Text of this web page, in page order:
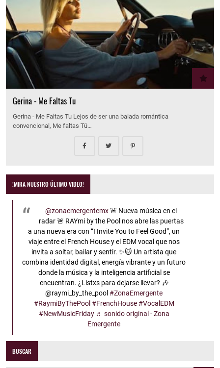
Gerina - Me Faltas Tu
Gerina - Me Faltas Tu Lejos de ser una balada romántica
convencional, Me faltas Tú…
!MIRA NUESTRO ÚLTIMO VIDEO!
@zonaemergentemx🚨 Nueva música en el
radar 🚨 RAYmi by the Pool nos abre las puertas
a una nueva era con “I Invite You to Feel Good”, un
viaje entre el French House y el EDM vocal que nos
invita a soltar, bailar y sentir. ✨🐱 Un artista que
combina identidad digital, energía vibrante y un futuro
donde la música y la inteligencia artificial se
encuentran. ¿Listxs para dejarse llevar? 🎶
@raymi_by_the_pool#ZonaEmergente
#RaymiByThePool #FrenchHouse #VocalEDM
#NewMusicFriday ♬ sonido original - Zona
Emergente
BUSCAR